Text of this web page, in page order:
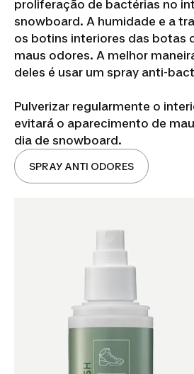
proliferação de bactérias no
snowboard. A humidade e a
os botins interiores das botas
maus odores. A melhor
deles é usar um spray anti-
Pulverizar regularmente o
evitará o aparecimento de
dia de snowboard.
SPRAY ANTI ODORES